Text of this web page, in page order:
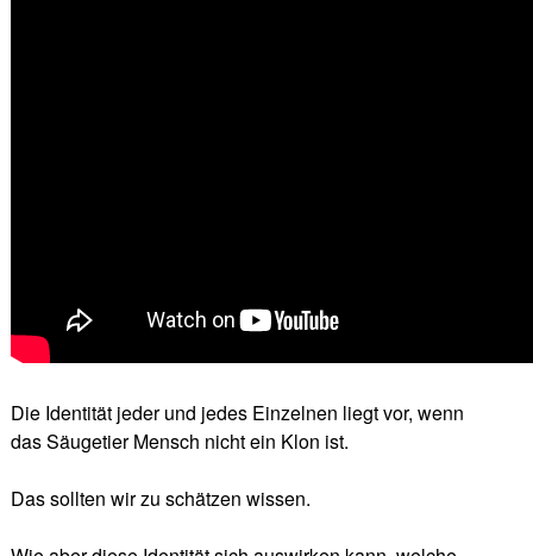
Die Identität jeder und jedes Einzelnen liegt vor, wenn
das Säugetier Mensch nicht ein Klon ist.
Das sollten wir zu schätzen wissen.